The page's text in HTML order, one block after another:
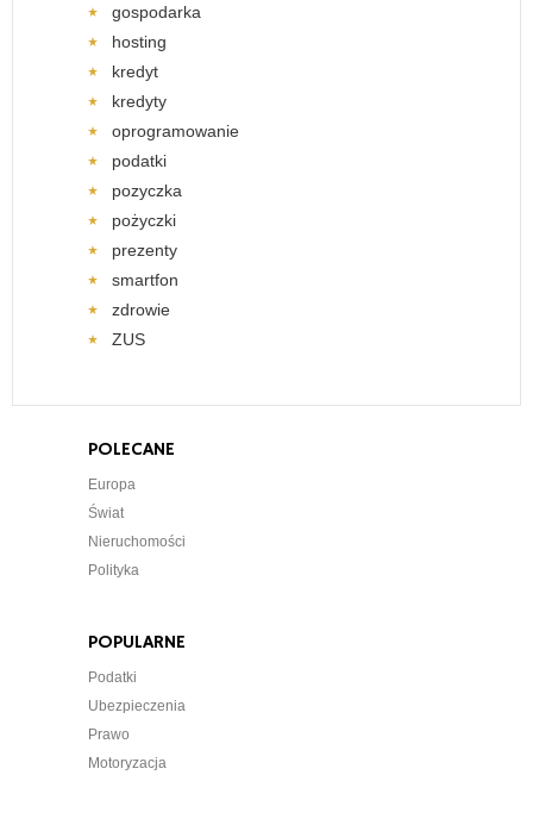
gospodarka
hosting
kredyt
kredyty
oprogramowanie
podatki
pozyczka
pożyczki
prezenty
smartfon
zdrowie
ZUS
POLECANE
Europa
Świat
Nieruchomości
Polityka
POPULARNE
Podatki
Ubezpieczenia
Prawo
Motoryzacja